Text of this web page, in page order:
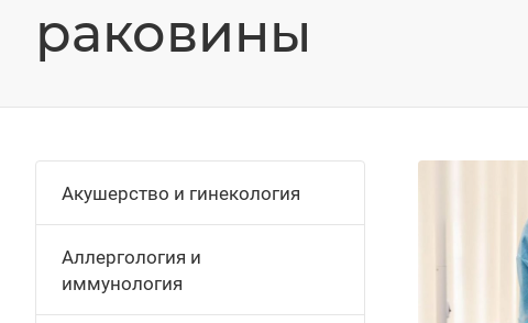
раковины
Акушерство и гинекология
Аллергология и
иммунология